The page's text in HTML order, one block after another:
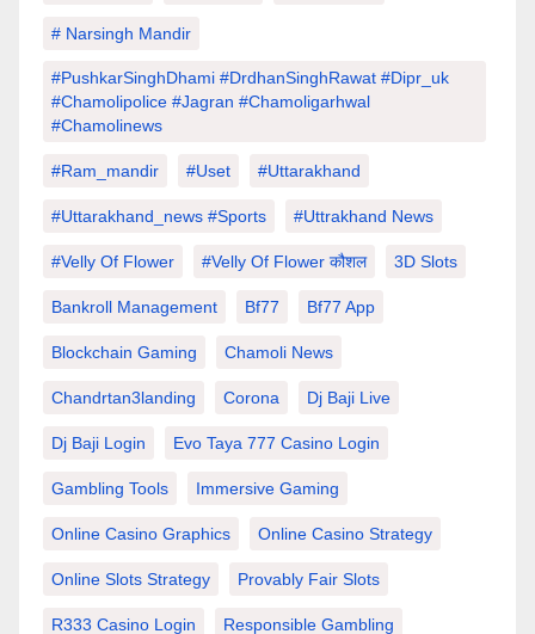
# Narsingh Mandir
#PushkarSinghDhami #drdhanSinghRawat #dipr_uk
#chamolipolice #Jagran #chamoligarhwal
#chamolinews
#Ram_mandir #uset #uttarakhand
#Uttarakhand_news #sports #Uttrakhand News
#velly Of Flower #velly Of Flower कौशल 3D Slots
Bankroll Management Bf77 Bf77 App
Blockchain Gaming Chamoli News
Chandrtan3landing Corona Dj Baji Live
Dj Baji Login Evo Taya 777 Casino Login
Gambling Tools Immersive Gaming
Online Casino Graphics Online Casino Strategy
Online Slots Strategy Provably Fair Slots
R333 Casino Login Responsible Gambling